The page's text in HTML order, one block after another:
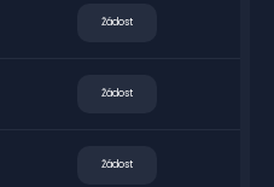
Žádost
Žádost
Žádost